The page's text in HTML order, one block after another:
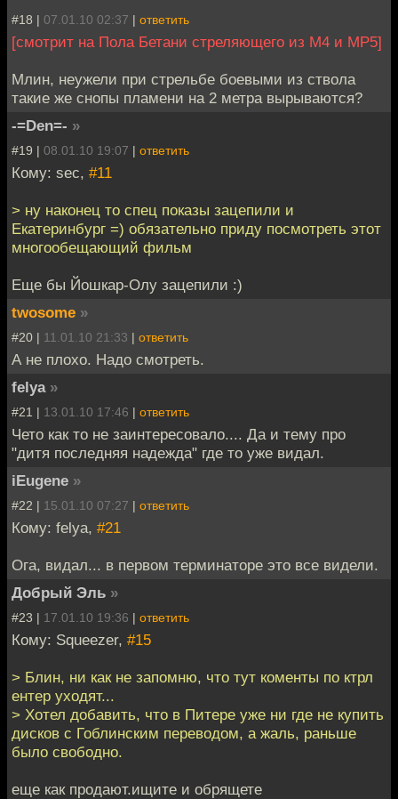
#18 | 07.01.10 02:37 | ответить
[смотрит на Пола Бетани стреляющего из М4 и МР5]
Млин, неужели при стрельбе боевыми из ствола
такие же снопы пламени на 2 метра вырываются?
-=Den=- »
#19 | 08.01.10 19:07 | ответить
Кому: sec, #11
> ну наконец то спец показы зацепили и
Екатеринбург =) обязательно приду посмотреть этот
многообещающий фильм
Еще бы Йошкар-Олу зацепили :)
twosome »
#20 | 11.01.10 21:33 | ответить
А не плохо. Надо смотреть.
felya »
#21 | 13.01.10 17:46 | ответить
Чето как то не заинтересовало.... Да и тему про
"дитя последняя надежда" где то уже видал.
iEugene »
#22 | 15.01.10 07:27 | ответить
Кому: felya, #21
Ога, видал... в первом терминаторе это все видели.
Добрый Эль »
#23 | 17.01.10 19:36 | ответить
Кому: Squeezer, #15
> Блин, ни как не запомню, что тут коменты по ктрл
ентер уходят...
> Хотел добавить, что в Питере уже ни где не купить
дисков с Гоблинским переводом, а жаль, раньше
было свободно.
еще как продают.ищите и обрящете